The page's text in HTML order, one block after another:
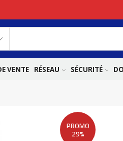
VENTE RÉSEAU SÉCURITÉ
PROMO
29%